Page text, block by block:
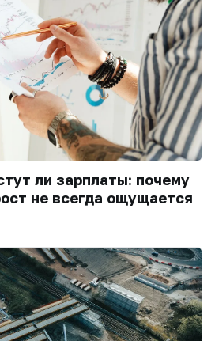
ли зарплаты: почему
не всегда ощущается